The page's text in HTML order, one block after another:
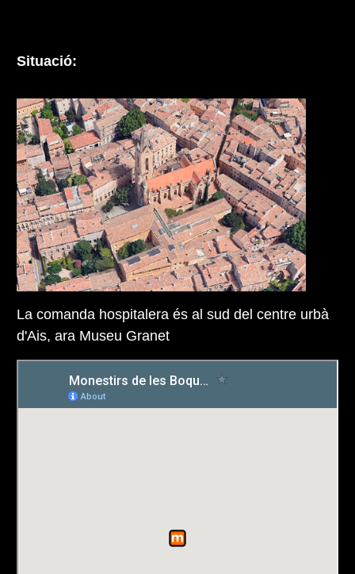
Situació:
La comanda hospitalera és al sud del centre urbà
d'Ais, ara Museu Granet